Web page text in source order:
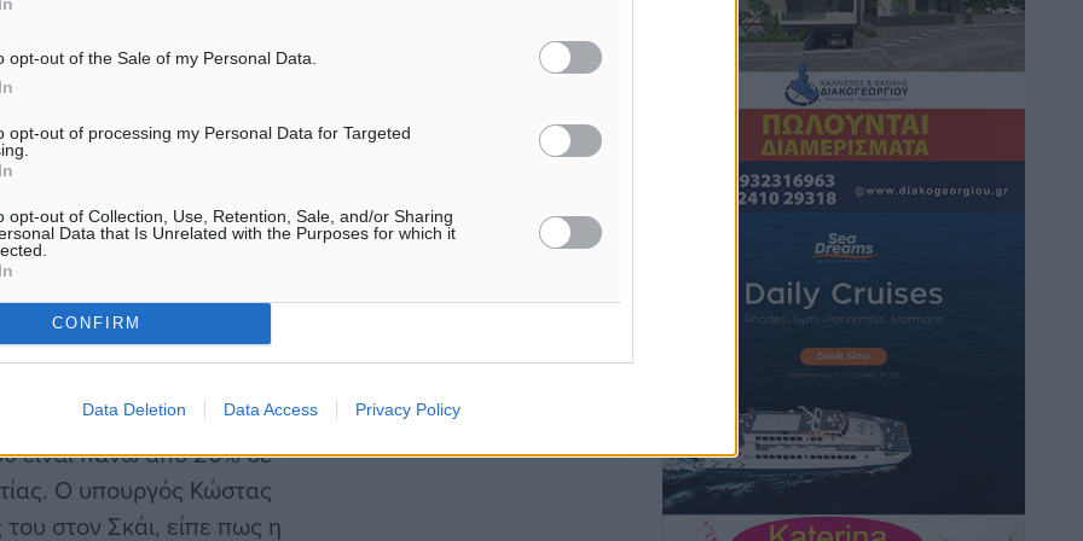
opt-out of the Sale of my Personal Data.
opt-out of processing my Personal Data for Targeted
opt-out of Collection, Use, Retention, Sale, and/or Sharing
Data that Is Unrelated with the Purposes for which it
CONFIRM
Data Deletion Data Access Privacy Policy
και με εθελοντικά
η μείωση στις ώρες
– να είναι
θα αποζημιώνονται
κέρδη των
είναι πάνω από 20% σε
Ο υπουργός Κώστας
στον Σκάι, είπε πως η
Κικίλιας: Μειώθηκαν κατά 34% οι
μεταναστευτικές ροές στα θαλάσσια
σύνορα
πριν 2 ώρες
Κως: Γερμανός τουρίστας κέρδισε
αποζημίωση 900 ευρώ επειδή δεν
βρήκε ξαπλώστρες στις οικογενειακές
διακοπές του
Τοπικές Ειδήσεις πριν 2 ώρες
Δανό περιπατητή στη Ρόδο
Τοπικές Ειδήσεις• πριν 2 ώρες
Σύμη: Ανασύρθηκε σορός άνδρα –